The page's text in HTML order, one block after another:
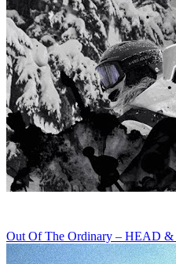
Out Of The Ordinary – HEAD &